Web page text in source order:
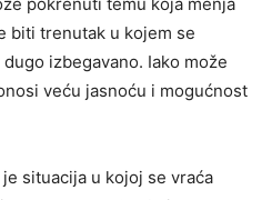
biti trenutak u kojem se
izbegavano. Iako može
veću jasnoću i mogućnost
situacija u kojoj se vraća